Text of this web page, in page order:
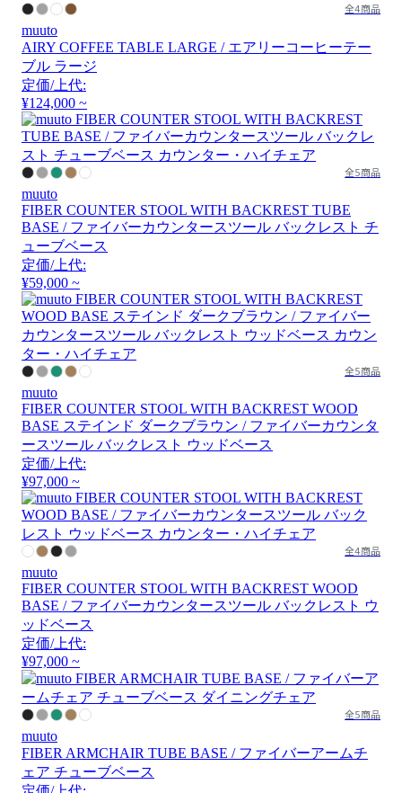
全4商品
muuto
AIRY COFFEE TABLE LARGE / エアリーコーヒーテー
ブル ラージ
定価/上代:
¥124,000 ~
全5商品
muuto
FIBER COUNTER STOOL WITH BACKREST TUBE
BASE / ファイバーカウンタースツール バックレスト チ
ューブベース
定価/上代:
¥59,000 ~
全5商品
muuto
FIBER COUNTER STOOL WITH BACKREST WOOD
BASE ステインド ダークブラウン / ファイバーカウンタ
ースツール バックレスト ウッドベース
定価/上代:
¥97,000 ~
全4商品
muuto
FIBER COUNTER STOOL WITH BACKREST WOOD
BASE / ファイバーカウンタースツール バックレスト ウ
ッドベース
定価/上代:
¥97,000 ~
全5商品
muuto
FIBER ARMCHAIR TUBE BASE / ファイバーアームチ
ェア チューブベース